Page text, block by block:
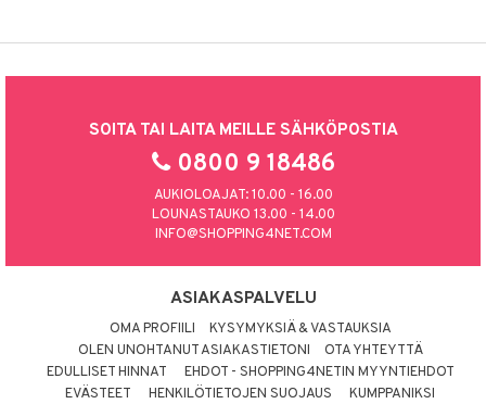
SOITA TAI LAITA MEILLE SÄHKÖPOSTIA
0800 9 18486
AUKIOLOAJAT: 10.00 - 16.00
LOUNASTAUKO 13.00 - 14.00
INFO@SHOPPING4NET.COM
ASIAKASPALVELU
OMA PROFIILI
KYSYMYKSIÄ & VASTAUKSIA
OLEN UNOHTANUT ASIAKASTIETONI
OTA YHTEYTTÄ
EDULLISET HINNAT
EHDOT - SHOPPING4NETIN MYYNTIEHDOT
EVÄSTEET
HENKILÖTIETOJEN SUOJAUS KUMPPANIKSI